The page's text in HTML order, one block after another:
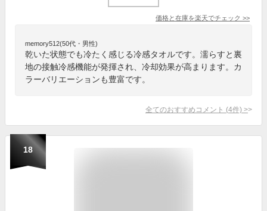
価格と在庫を楽天でチェック >>
memory512(50代・男性)
乾いた状態でも冷たく感じる冷感タオルです。濡らすと裏
地の接触冷感機能が発揮され、冷却効果が高まります。カ
ラーバリエーションも豊富です。
全てのおすすめコメント (4件) >
18